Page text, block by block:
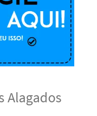
Alagados